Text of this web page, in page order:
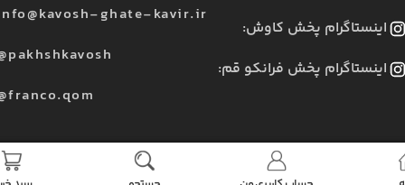
ghate-kavir.ir
اینستاگرام پخش کاوش:
اینستاگرام پخش فرانکو قم: